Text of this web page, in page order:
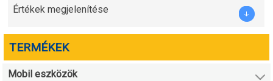
Értékek megjelenítése
TERMÉKEK
Mobil eszközök